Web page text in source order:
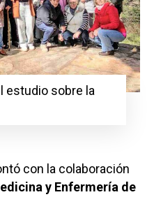
estudio sobre la
con la colaboración
y Enfermería de